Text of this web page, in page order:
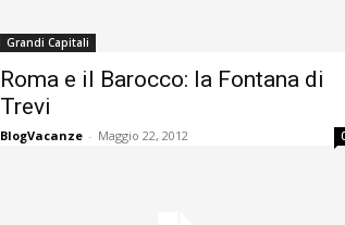
Grandi Capitali
Roma e il Barocco: la Fontana di
Trevi
BlogVacanze - Maggio 22, 2012